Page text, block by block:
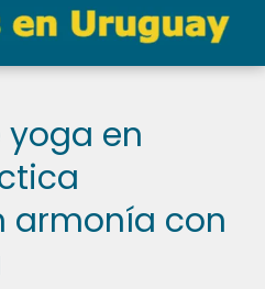
yoga en
armonía con